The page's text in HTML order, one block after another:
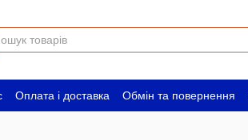
Оплата і доставка Обмін та повернення
Юридичним особам Вакансії